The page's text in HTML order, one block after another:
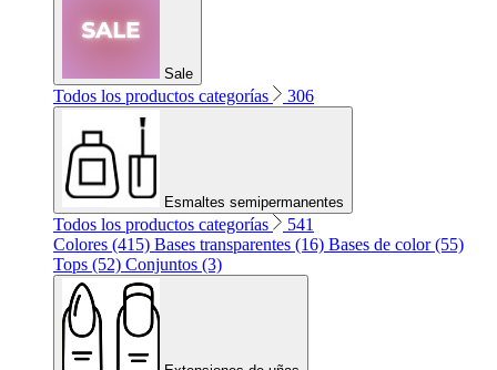
Sale
Todos los productos categorías 306
Esmaltes semipermanentes
Todos los productos categorías
541
Colores (415) Bases transparentes (16) Bases de color (55)
Tops (52) Conjuntos (3)